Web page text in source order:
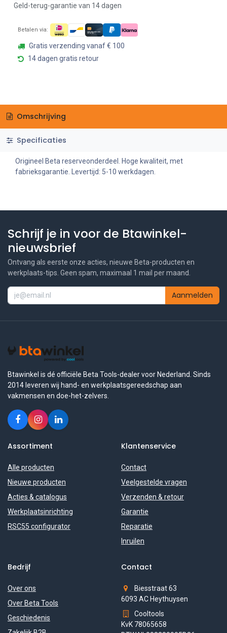
Geld-terug-garantie van 14 dagen
Betalen via:
Gratis verzending vanaf € 100
14 dagen gratis retour
Omschrijving
Specificaties
Origineel Beta reserveonderdeel. Hoge kwaliteit, met
fabrieksgarantie. Levertijd: 5-10 werkdagen.
Schrijf je in voor de Btawinkel-
nieuwsbrief
Ontvang als eerste onze acties, nieuwe Beta-producten en
werkplaats-tips. Geen spam, maximaal 1 mail per maand.
Aanmelden
Btawinkel is dé officiële Beta Tools-dealer voor Nederland. Sinds
2014 leveren wij hand- en werkplaatsgereedschap aan
vakmensen en doe-het-zelvers.
Assortiment
Alle producten
Nieuwe producten
Acties & catalogus
Werkplaatsinrichting
RSC55 configurator
Klantenservice
Contact
Veelgestelde vragen
Verzenden & retour
Garantie
Reparatie
Inruilen
Bedrijf
Over ons
Over Beta Tools
Geschiedenis
Contact
Biesstraat 63
6093 AC Heythuysen
Cooltools
KvK 78065658